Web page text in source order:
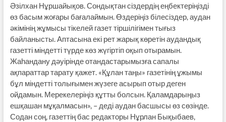
Әзілхан Нұршайықов. Сондықтан сіздердің еңбектеріңізді
өз басым жоғары бағалаймын. Өздеріңіз білесіздер, аудан
әкімінің жұмысы тікелей газет тіршілігімен тығыз
байланысты. Аптасына екі рет жарық көретін аудандық
газетті міндетті түрде көз жүгіртіп оқып отырамын.
Жаһандану дәуірінде отандастарымызға сапалы
ақпараттар тарату қажет. «Құлан таңы» газетінің ұжымы
бұл міндетті толығымен жүзеге асырып отыр деген
ойдамын. Мерекелеріңіз құтты болсын. Қаламдарыңыз
ешқашан мұқалмасын», – деді аудан басшысы өз сөзінде.
Содан соң, газеттің бас редакторы Нұрлан Бықыбаев,